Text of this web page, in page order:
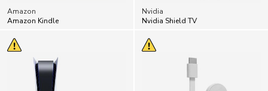
Amazon
Amazon Kindle
Nvidia
Nvidia Shield TV